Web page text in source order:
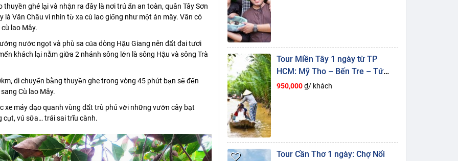
ghé lại và nhận ra đây là nơi trú ẩn an toàn, quân Tây Sơn
Vân Châu vì nhìn từ xa cù lao giống như một án mây. Vân có
lao Mây.
nước ngọt và phù sa của dòng Hậu Giang nên đất đai tươi
khách lại nằm giữa 2 nhánh sông lớn là sông Hậu và sông Trà
di chuyển bằng thuyền ghe trong vòng 45 phút bạn sẽ đến
Cù lao Mây.
xe máy dạo quanh vùng đất trù phú với những vườn cây bạt
cụt, vú sữa… trái sai trĩu cành.
Tour Miền Tây 1 ngày từ TP
HCM: Mỹ Tho – Bến Tre – Tứ
Linh Cồn
950,000 ₫/ khách
Tour Cần Thơ 1 ngày: Chợ Nổi